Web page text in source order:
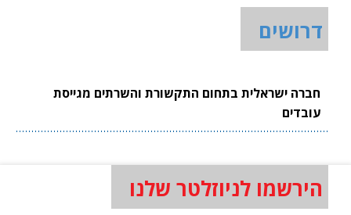
דרושים
חברה ישראלית בתחום התקשורת והשרתים מגייסת
עובדים
הירשמו לניוזלטר שלנו